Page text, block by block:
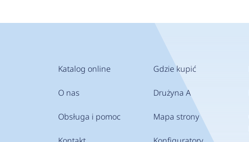
Katalog online
O nas
Obsługa i pomoc
Gdzie kupić
Drużyna A
Mapa strony